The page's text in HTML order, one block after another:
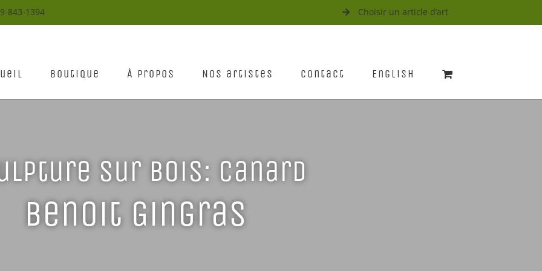
843-1394 Choisir un article d’art
Boutique À propos Nos artistes Contact English
sur bois: canard
Benoit Gingras